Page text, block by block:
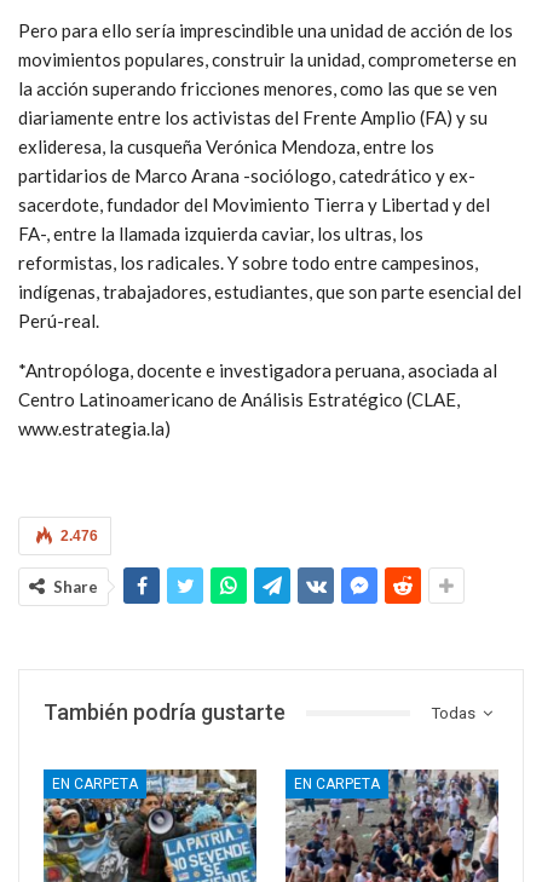
Pero para ello sería imprescindible una unidad de acción de los
movimientos populares, construir la unidad, comprometerse en
la acción superando fricciones menores, como las que se ven
diariamente entre los activistas del Frente Amplio (FA) y su
exlideresa, la cusqueña Verónica Mendoza, entre los
partidarios de Marco Arana -sociólogo, catedrático y ex-
sacerdote, fundador del Movimiento Tierra y Libertad y del
FA-, entre la llamada izquierda caviar, los ultras, los
reformistas, los radicales. Y sobre todo entre campesinos,
indígenas, trabajadores, estudiantes, que son parte esencial del
Perú-real.
*Antropóloga, docente e investigadora peruana, asociada al
Centro Latinoamericano de Análisis Estratégico (CLAE,
www.estrategia.la)
2.476
Share
Todas
También podría gustarte
EN CARPETA EN CARPETA